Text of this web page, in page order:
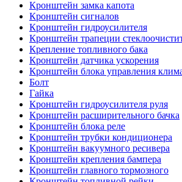
Кронштейн замка капота
Кронштейн сигналов
Кронштейн гидроусилителя
Кронштейн трапеции
Крепление топливного бака
Кронштейн датчика ускорения
Кронштейн блока управления
Болт
Гайка
Кронштейн гидроусилителя руля
Кронштейн расширительного бачка
Кронштейн блока реле
Кронштейн трубки кондиционера
Кронштейн вакуумного ресивера
Кронштейн крепления бампера
Кронштейн главного тормозного